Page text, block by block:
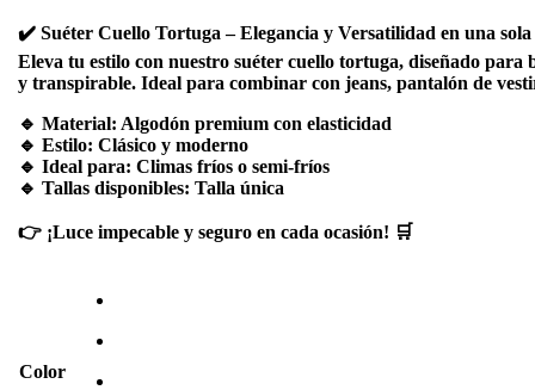
✔️ Suéter Cuello Tortuga – Elegancia y Versatilidad en una
Eleva tu estilo con nuestro suéter cuello tortuga, diseñado
y transpirable. Ideal para combinar con jeans, pantalón de
🔹 Material: Algodón premium con elasticidad
🔹 Estilo: Clásico y moderno
🔹 Ideal para: Climas fríos o semi-fríos
🔹 Tallas disponibles: Talla única
👉 ¡Luce impecable y seguro en cada ocasión! 🛒
Color